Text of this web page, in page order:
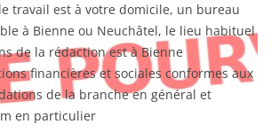
travail est à votre domicile, un bureau
à Bienne ou Neuchâtel, le lieu habituel
de la rédaction est à Bienne
financières et sociales conformes aux
de la branche en général et
en particulier